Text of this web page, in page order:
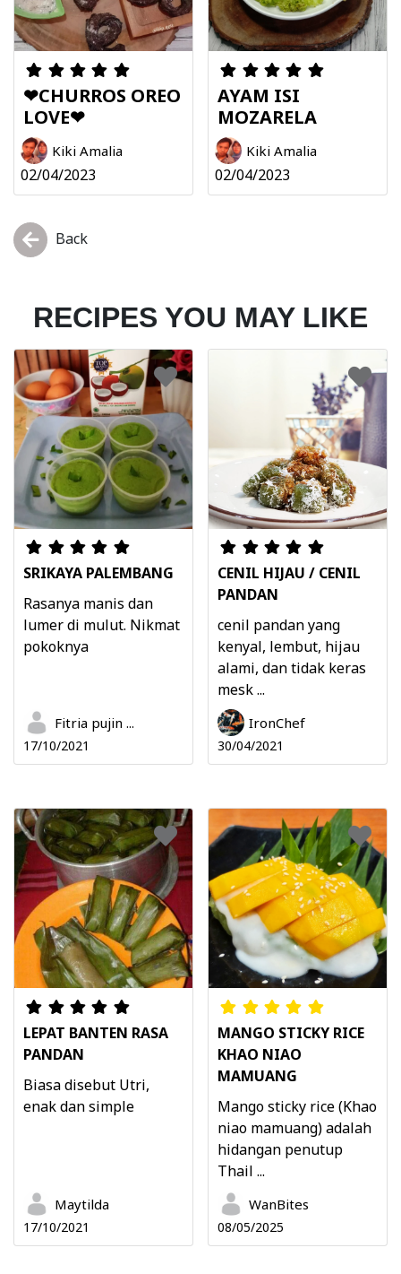
❤CHURROS OREO
LOVE❤
Kiki Amalia
02/04/2023
AYAM ISI
MOZARELA
Kiki Amalia
02/04/2023
Back
RECIPES YOU MAY LIKE
SRIKAYA PALEMBANG
Rasanya manis dan
lumer di mulut. Nikmat
pokoknya
Fitria pujin ...
17/10/2021
CENIL HIJAU / CENIL
PANDAN
cenil pandan yang
kenyal, lembut, hijau
alami, dan tidak keras
mesk ...
IronChef
30/04/2021
LEPAT BANTEN RASA
PANDAN
Biasa disebut Utri,
enak dan simple
Maytilda
17/10/2021
MANGO STICKY RICE
KHAO NIAO
MAMUANG
Mango sticky rice (Khao
niao mamuang) adalah
hidangan penutup
Thail ...
WanBites
08/05/2025